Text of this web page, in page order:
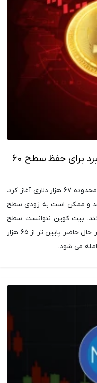
نزولی شدن دوباره بیت کوین؛ نبرد برای حفظ سطح ۶۰
قیمت بیت کوین روند نزولی دیگری را از محدوده ۶۷ هزار دلاری آغاز کرد.
و ممکن است به زودی سطح
کند. بیت کوین نتوانست سطح
مقاومت ۶۷ هزار دلاری را بشکند. قیمت در حال حاضر پایین تر از ۶۵ هزار